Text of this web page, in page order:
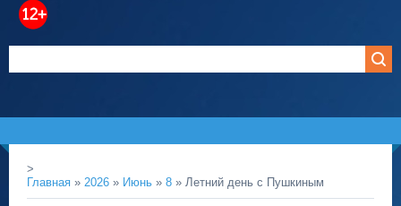
>
Главная » 2026 » Июнь » 8 » Летний день с Пушкиным